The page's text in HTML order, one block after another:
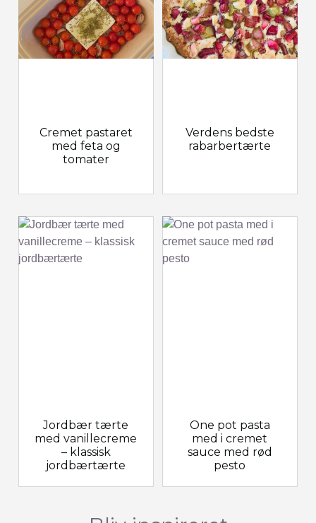
Cremet pastaret
med feta og
tomater
Jordbær tærte
med vanillecreme
– klassisk
jordbærtærte
Verdens bedste
rabarbertærte
One pot pasta
med i cremet
sauce med rød
pesto